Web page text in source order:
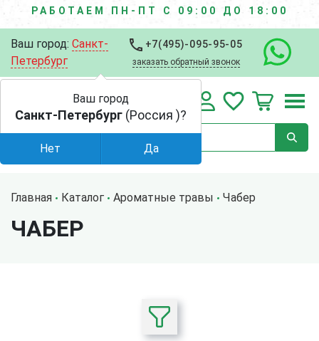
РАБОТАЕМ ПН-ПТ С 09:00 ДО 18:00
Ваш город: Санкт-
Петербург
+7(495)-095-95-05
заказать обратный звонок
Главная Каталог Ароматные травы Чабер
ЧАБЕР
Ваш город
Санкт-Петербург (Россия )?
Нет Да